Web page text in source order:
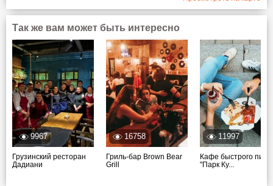
Так же вам может быть интересно
9967
Грузинский ресторан
Дадиани
16758
Гриль-бар Brown Bear
Grill
11997
Кафе быстрого
"Парк Ку...